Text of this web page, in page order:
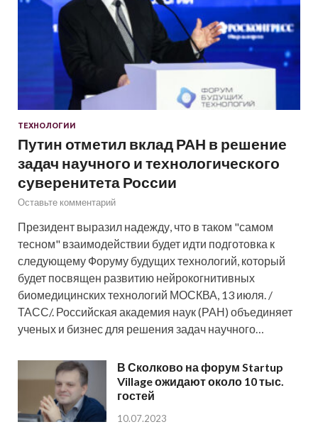
ТЕХНОЛОГИИ
Путин отметил вклад РАН в решение
задач научного и технологического
суверенитета России
Оставьте комментарий
Президент выразил надежду, что в таком "самом
тесном" взаимодействии будет идти подготовка к
следующему Форуму будущих технологий, который
будет посвящен развитию нейрокогнитивных
биомедицинских технологий МОСКВА, 13 июля. /
ТАСС/. Российская академия наук (РАН) объединяет
ученых и бизнес для решения задач научного…
В Сколково на форум Startup
Village ожидают около 10 тыс.
гостей
10.07.2023